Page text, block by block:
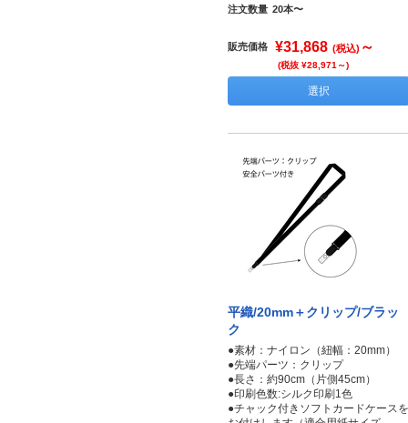
注文数量 20本〜
販売価格 ¥31,868 (税込) ～
(税抜 ¥28,971～)
選択
平織/20mm＋クリップ/ブラッ
ク
●素材：ナイロン（紐幅：20mm）
●先端パーツ：クリップ
●長さ：約90cm（片側45cm）
●印刷色数:シルク印刷1色
●チャック付きソフトカードケースを